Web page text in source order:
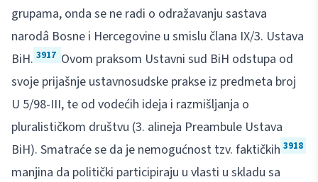
grupama, onda se ne radi o odražavanju sastava
narodâ Bosne i Hercegovine u smislu člana IX/3. Ustava
BiH. 3917 Ovom praksom Ustavni sud BiH odstupa od
svoje prijašnje ustavnosudske prakse iz predmeta broj
U 5/98-III, te od vodećih ideja i razmišljanja o
pluralističkom društvu (3. alineja Preambule Ustava
BiH). Smatraće se da je nemogućnost tzv. faktičkih 3918
manjina da politički participiraju u vlasti u skladu sa